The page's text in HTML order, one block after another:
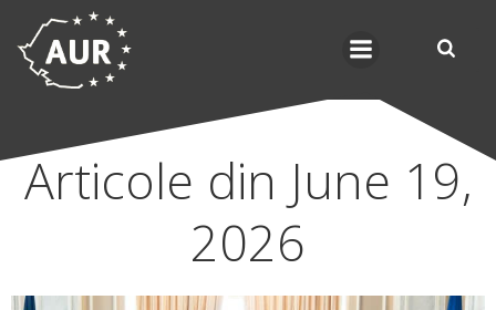
Articole din June 19,
2026